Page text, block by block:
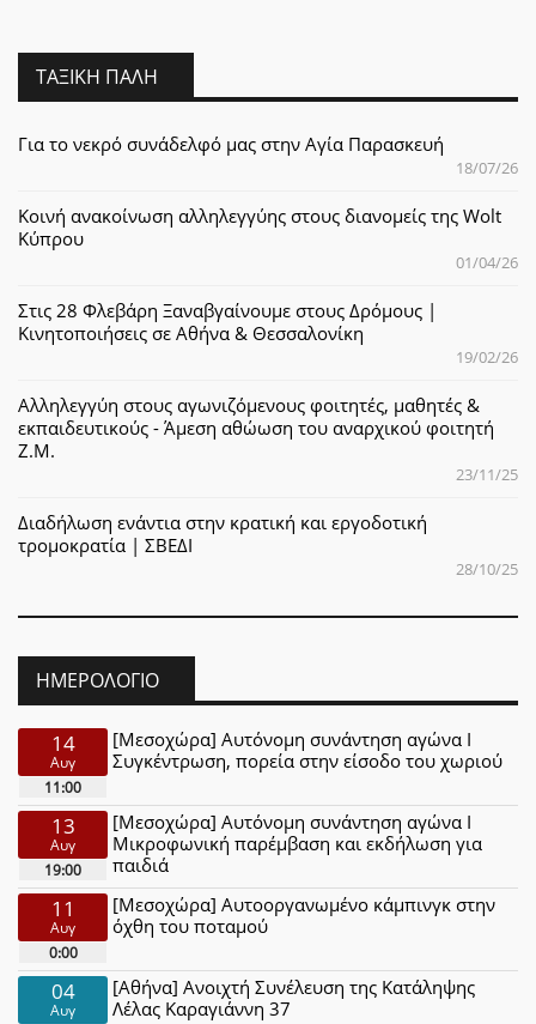
ΤΑΞΙΚΉ ΠΆΛΗ
Για το νεκρό συνάδελφό μας στην Αγία Παρασκευή
18/07/26
Κοινή ανακοίνωση αλληλεγγύης στους διανομείς της Wolt
Κύπρου
01/04/26
Στις 28 Φλεβάρη Ξαναβγαίνουμε στους Δρόμους |
Κινητοποιήσεις σε Αθήνα & Θεσσαλονίκη
19/02/26
Αλληλεγγύη στους αγωνιζόμενους φοιτητές, μαθητές &
εκπαιδευτικούς - Άμεση αθώωση του αναρχικού φοιτητή
Ζ.Μ.
23/11/25
Διαδήλωση ενάντια στην κρατική και εργοδοτική
τρομοκρατία | ΣΒΕΔΙ
28/10/25
ΗΜΕΡΟΛΌΓΙΟ
14
Αυγ
11:00
[Μεσοχώρα] Αυτόνομη συνάντηση αγώνα Ι
Συγκέντρωση, πορεία στην είσοδο του χωριού
13
Αυγ
19:00
[Μεσοχώρα] Αυτόνομη συνάντηση αγώνα Ι
Μικροφωνική παρέμβαση και εκδήλωση για
παιδιά
11
Αυγ
0:00
[Μεσοχώρα] Αυτοοργανωμένο κάμπινγκ στην
όχθη του ποταμού
04
Αυγ
[Αθήνα] Ανοιχτή Συνέλευση της Κατάληψης
Λέλας Καραγιάννη 37